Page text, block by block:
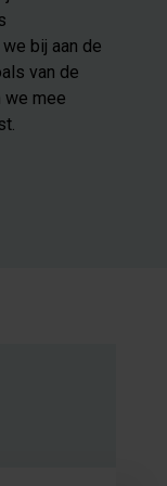
bij aan de
van de
we mee